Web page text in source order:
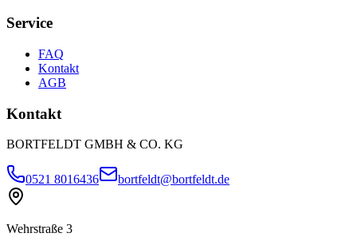
Service
FAQ
Kontakt
AGB
Kontakt
BORTFELDT GMBH & CO. KG
0521 8016436 bortfeldt@bortfeldt.de
Wehrstraße 3